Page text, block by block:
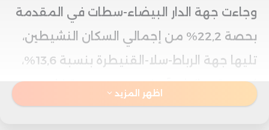
وجاءت جهة الدار البيضاء-سطات في المقدمة
بحصة 22,2% من إجمالي السكان النشيطين،
تليها جهة الرباط-سلا-القنيطرة بنسبة 13,6%،
ثم جهة مراكش-آسفي بـ13%، وجهة فاس-
مكناس بـ11,8%، وأخيراً جهة طنجة-تطوان-
اظهر المزيد